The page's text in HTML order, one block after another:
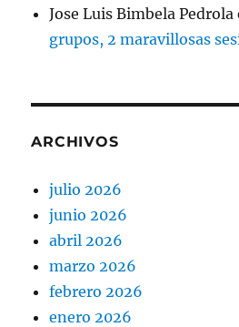
Jose Luis Bimbela Pedrola
grupos, 2 maravillosas
ARCHIVOS
julio 2026
junio 2026
abril 2026
marzo 2026
febrero 2026
enero 2026